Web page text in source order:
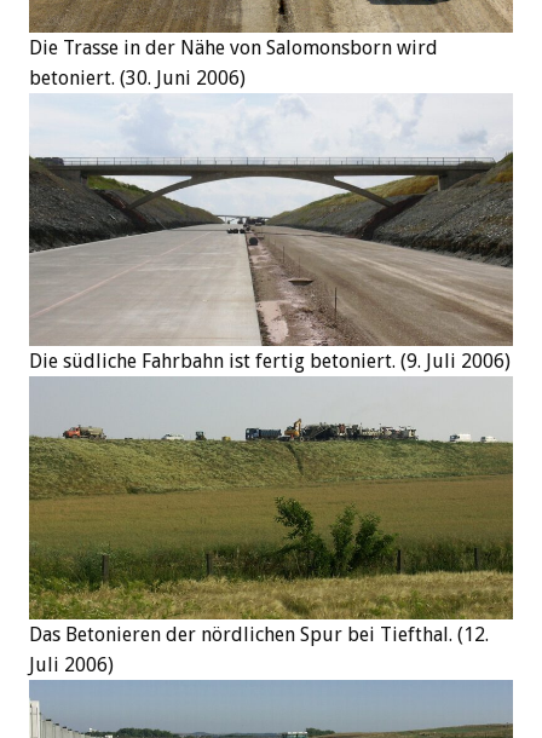
Die Trasse in der Nähe von Salomonsborn wird
betoniert. (30. Juni 2006)
Die südliche Fahrbahn ist fertig betoniert. (9. Juli 2006)
Das Betonieren der nördlichen Spur bei Tiefthal. (12.
Juli 2006)